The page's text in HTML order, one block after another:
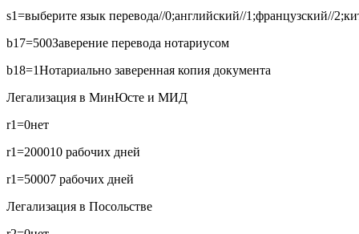
s1=выберите язык перевода//0;английский//1;французский//
b17=500Заверение перевода нотариусом
b18=1Нотариально заверенная копия документа
Легализация в МинЮсте и МИД
r1=0нет
r1=200010 рабочих дней
r1=50007 рабочих дней
Легализация в Посольстве